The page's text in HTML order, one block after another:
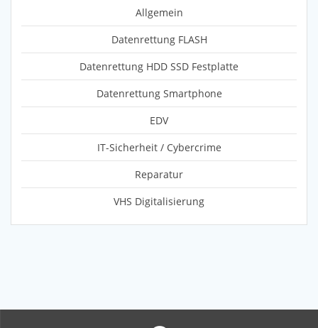
Allgemein
Datenrettung FLASH
Datenrettung HDD SSD Festplatte
Datenrettung Smartphone
EDV
IT-Sicherheit / Cybercrime
Reparatur
VHS Digitalisierung